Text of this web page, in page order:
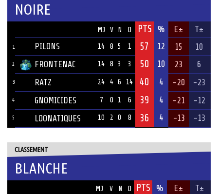
NOIRE
MJ V N D PTS % E± T±
1 PILONS 14 8 5 1 57 12 15 10
2 FRONTENAC 14 8 3 3 50 10 23 6
3 RATZ 24 4 6 14 40 4 -20 -23
4 GNOMICIDES 7 0 1 6 39 4 -21 -12
5 LOONATIQUES 10 2 0 8 36 4 -13 -13
CLASSEMENT
BLANCHE
MJ V N D PTS % E± T±